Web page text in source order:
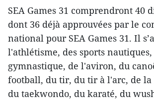
SEA Games 31 comprendront 40
dont 36 déjà approuvées par le
national pour SEA Games 31. Il
l'athlétisme, des sports
gymnastique, de l'aviron, du
football, du tir, du tir à l'arc, de la
du taekwondo, du karaté, du